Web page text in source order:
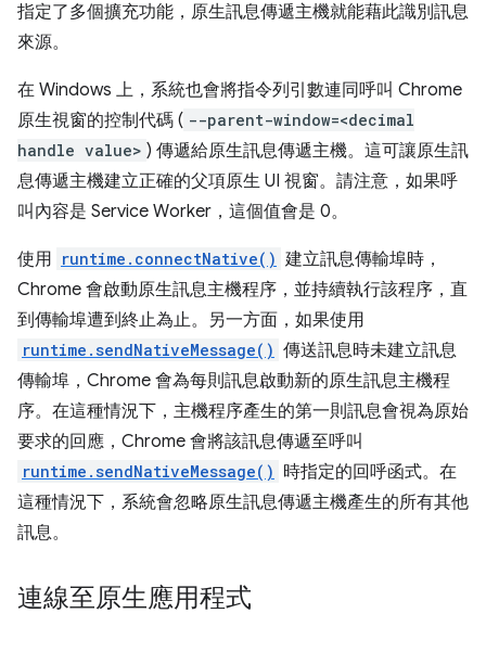
指定了多個擴充功能，原生訊息傳遞主機就能藉此識別訊息
來源。
在 Windows 上，系統也會將指令列引數連同呼叫 Chrome
原生視窗的控制代碼 ( --parent-window=<decimal
handle value> ) 傳遞給原生訊息傳遞主機。這可讓原生訊
息傳遞主機建立正確的父項原生 UI 視窗。請注意，如果呼
叫內容是 Service Worker，這個值會是 0。
使用 runtime.connectNative() 建立訊息傳輸埠時，
Chrome 會啟動原生訊息主機程序，並持續執行該程序，直
到傳輸埠遭到終止為止。另一方面，如果使用
runtime.sendNativeMessage() 傳送訊息時未建立訊息
傳輸埠，Chrome 會為每則訊息啟動新的原生訊息主機程
序。在這種情況下，主機程序產生的第一則訊息會視為原始
要求的回應，Chrome 會將該訊息傳遞至呼叫
runtime.sendNativeMessage() 時指定的回呼函式。在
這種情況下，系統會忽略原生訊息傳遞主機產生的所有其他
訊息。
連線至原生應用程式